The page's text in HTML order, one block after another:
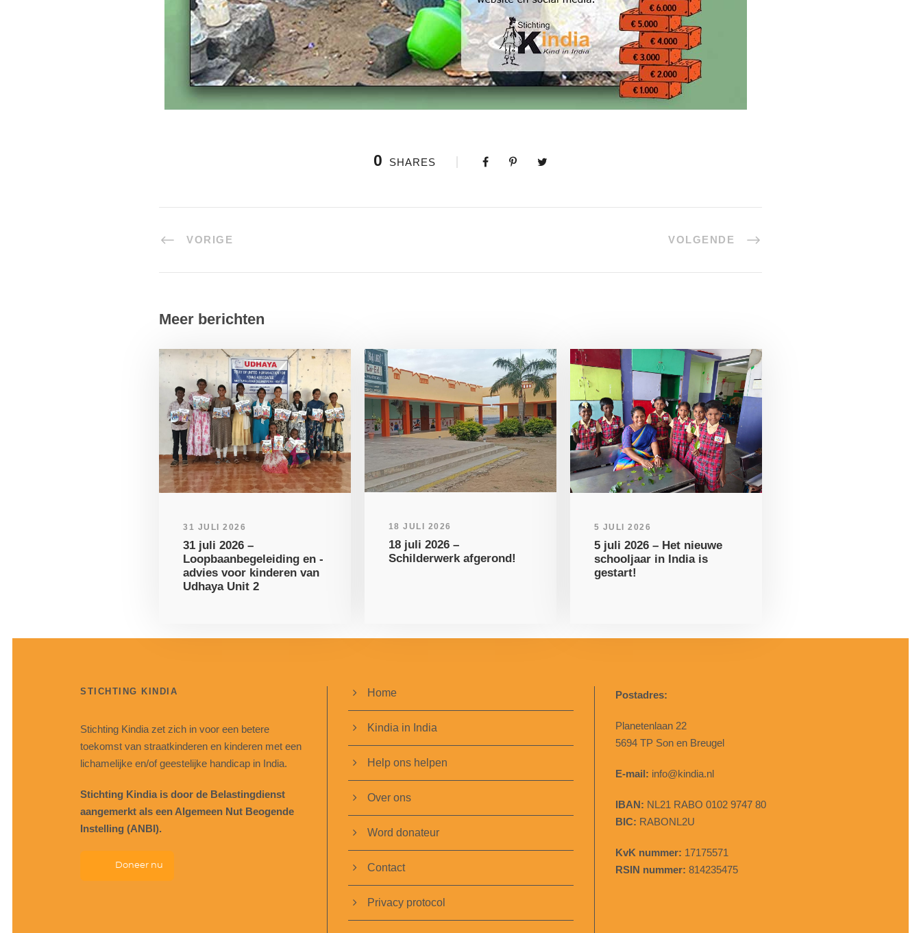
0 SHARES
VORIGE VOLGENDE
Meer berichten
31 JULI 2026
31 juli 2026 –
Loopbaanbegeleiding en -
advies voor kinderen van
Udhaya Unit 2
18 JULI 2026
18 juli 2026 –
Schilderwerk afgerond!
5 JULI 2026
5 juli 2026 – Het nieuwe
schooljaar in India is
gestart!
STICHTING KINDIA
Stichting Kindia zet zich in voor een betere
toekomst van straatkinderen en kinderen met een
lichamelijke en/of geestelijke handicap in India.
Stichting Kindia is door de Belastingdienst
aangemerkt als een Algemeen Nut Beogende
Instelling (ANBI).
Doneer nu
Home
Kindia in India
Help ons helpen
Over ons
Word donateur
Contact
Privacy protocol
Postadres:
Planetenlaan 22
5694 TP Son en Breugel
E-mail: info@kindia.nl
IBAN: NL21 RABO 0102 9747 80
BIC: RABONL2U
KvK nummer: 17175571
RSIN nummer: 814235475